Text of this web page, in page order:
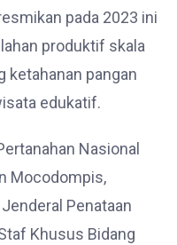
pada 2023 ini
produktif skala
ketahanan pangan
edukatif.
Nasional
Mocodompis,
Penataan
Khusus Bidang